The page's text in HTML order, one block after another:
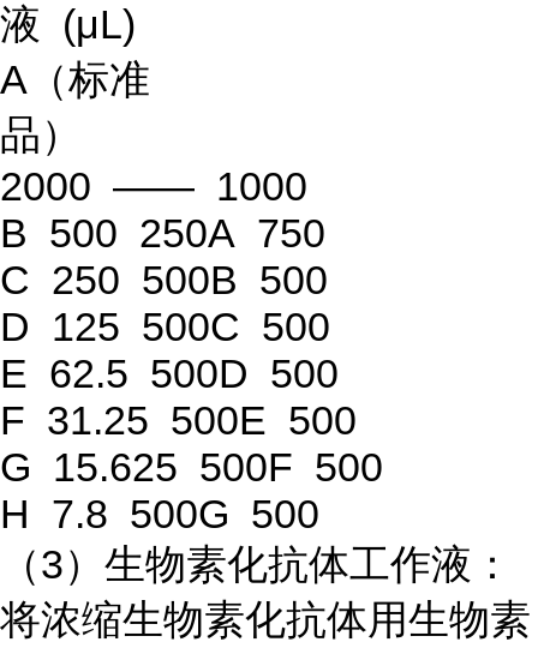
液 (μL)
A（标准
品）
2000 —— 1000
B 500 250A 750
C 250 500B 500
D 125 500C 500
E 62.5 500D 500
F 31.25 500E 500
G 15.625 500F 500
H 7.8 500G 500
（3）生物素化抗体工作液：
将浓缩生物素化抗体用生物素